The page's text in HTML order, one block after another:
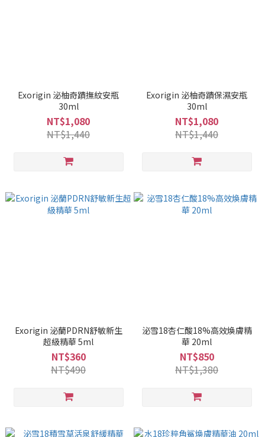
Exorigin 泌柚奇蹟撫紋安瓶
30ml
NT$1,080
NT$1,440
Exorigin 泌柚奇蹟保濕安瓶
30ml
NT$1,080
NT$1,440
Exorigin 泌蘭PDRN舒敏新生
超級精華 5ml
NT$360
NT$490
泌雪18杏仁酸18%高效煥膚精
華 20ml
NT$850
NT$1,380